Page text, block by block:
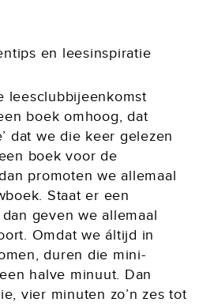
en leesinspiratie
leesclubbijeenkomst
boek omhoog, dat
dat we die keer gelezen
boek voor de
promoten we allemaal
Staat er een
geven we allemaal
Omdat we áltijd in
duren die mini-
halve minuut. Dan
vier minuten zo’n zes tot